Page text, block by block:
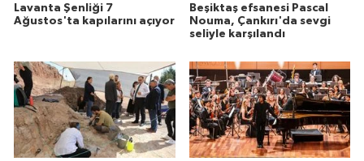
Lavanta Şenliği 7
Ağustos'ta kapılarını açıyor
Beşiktaş efsanesi Pascal
Nouma, Çankırı'da sevgi
seliyle karşılandı